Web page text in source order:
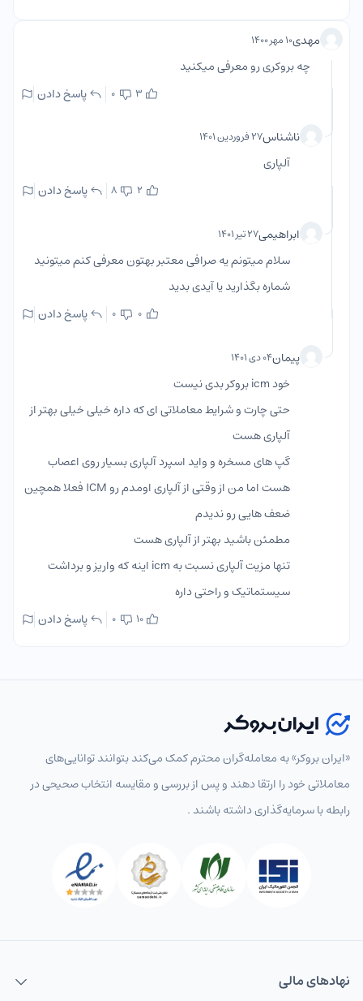
مهدی۱۰ مهر ۱۴۰۰
چه بروکری رو معرفی میکنید
3
0 پاسخ دادن
ناشناس۲۷ فروردین ۱۴۰۱
آلپاری
2
8 پاسخ دادن
ابراهیمی۲۷ تیر ۱۴۰۱
سلام میتونم یه صرافی معتبر بهتون معرفی کنم میتونید
شماره بگذارید یا آیدی بدید
0
0 پاسخ دادن
پیمان۰۴ دی ۱۴۰۱
خود icm بروکر بدی نیست
حتی چارت و شرایط معاملاتی ای که داره خیلی خیلی بهتر از
آلپاری هست
گپ های مسخره و واید اسپرد آلپاری بسیار روی اعصاب
هست اما من از وقتی از آلپاری اومدم رو ICM فعلا همچین
ضعف هایی رو ندیدم
مطمئن باشید بهتر از آلپاری هست
تنها مزیت آلپاری نسبت به icm اینه که واریز و برداشت
سیستماتیک و راحتی داره
10
0 پاسخ دادن
«ایران بروکر» به معامله‌گران محترم کمک می‌کند بتوانند توانایی‌های
معاملاتی خود را ارتقا دهند و پس از بررسی و مقایسه انتخاب‌ صحیحی در
رابطه با سرمایه‌گذاری داشته باشند .
نهاد‌های مالی